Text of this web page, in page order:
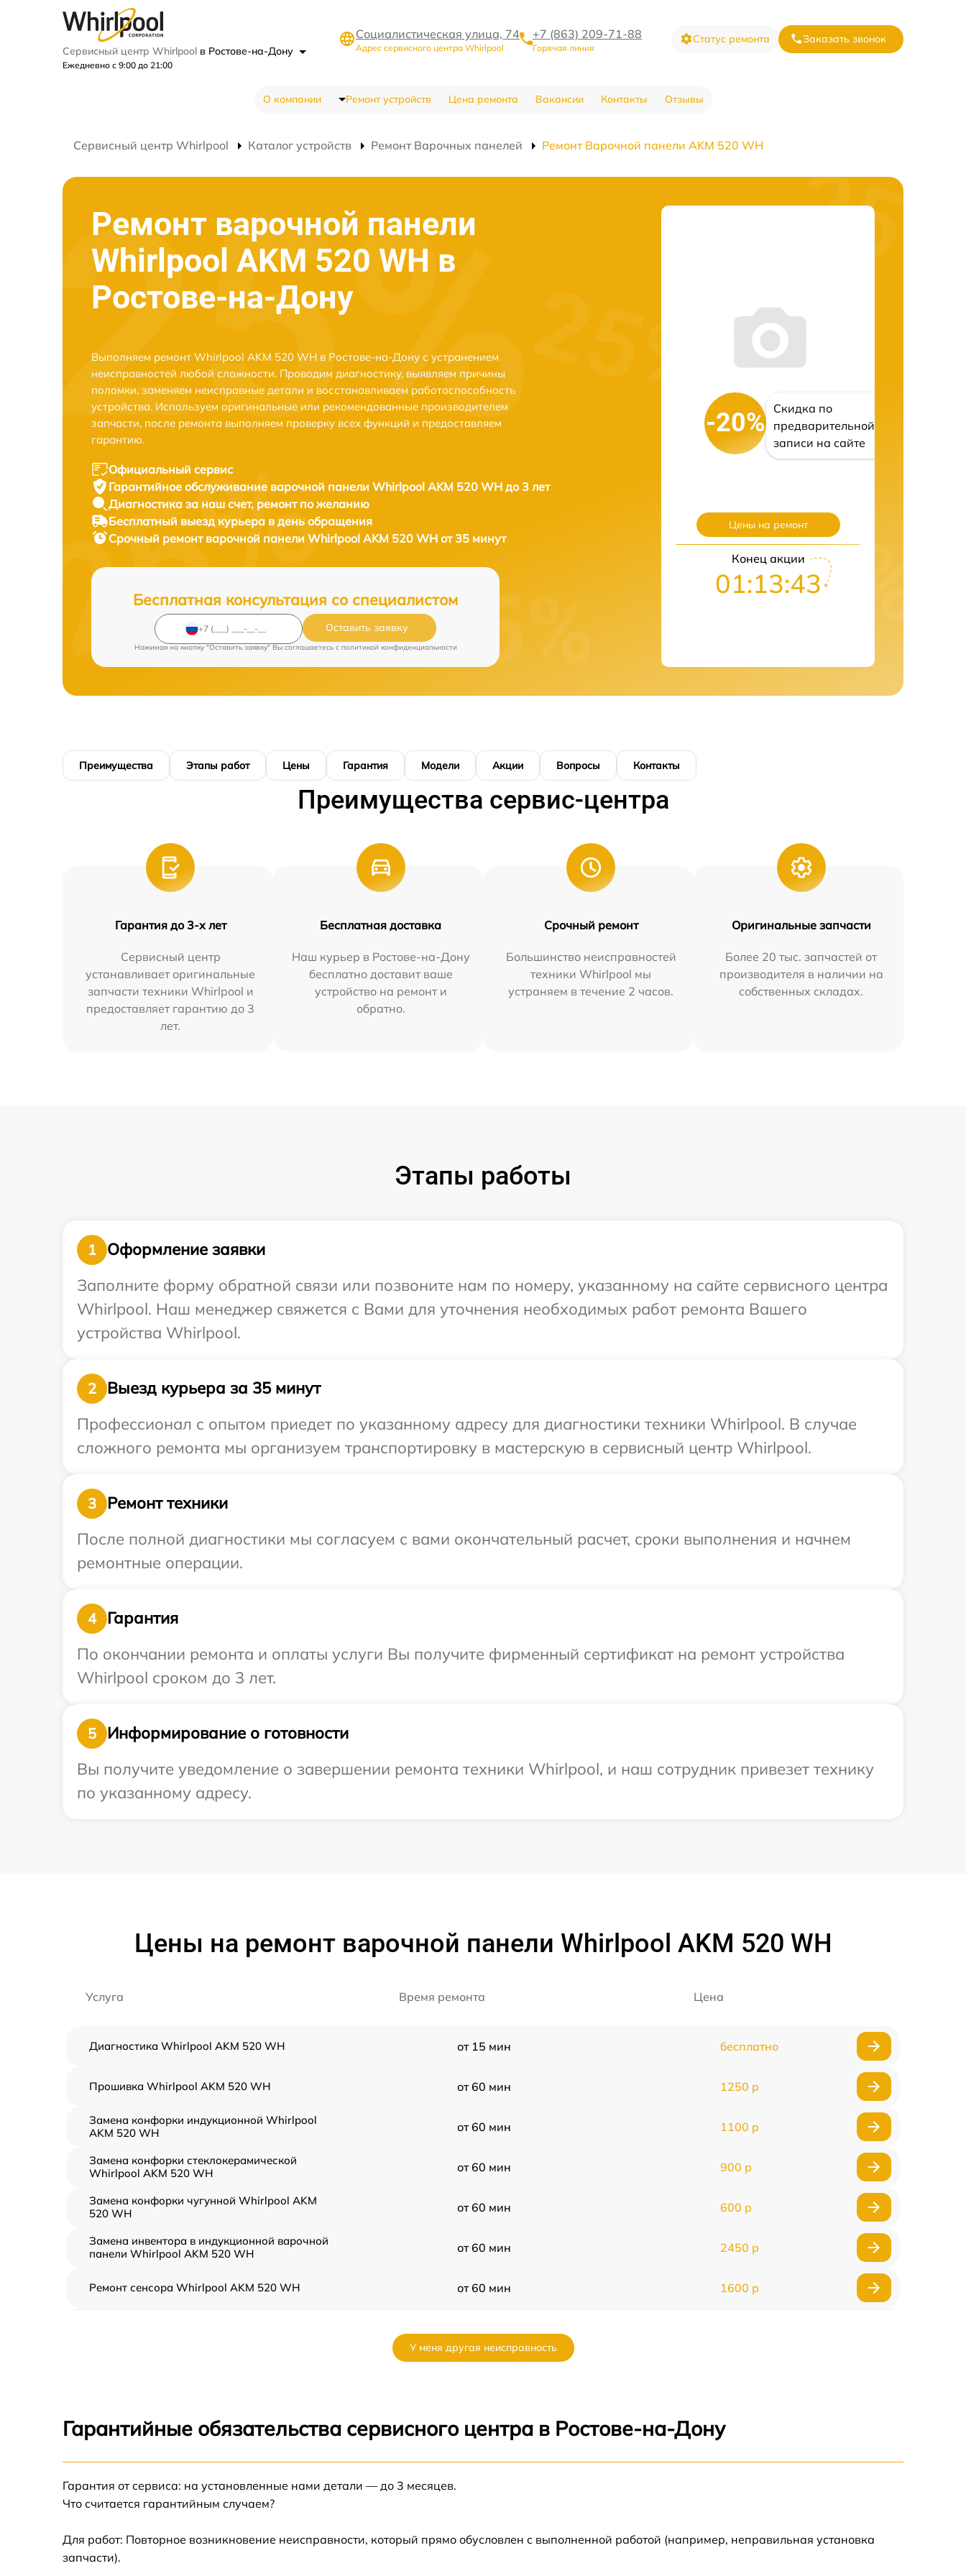
Сервисный центр Whirlpool в Ростове-на-Дону
Ежедневно с 9:00 до 21:00
Социалистическая улица, 74
Адрес сервисного центра Whirlpool
+7 (863) 209-71-88
Горячая линия
Статус ремонта Заказать звонок
О компании Ремонт устройств Цена ремонта Вакансии Контакты Отзывы
Сервисный центр Whirlpool Каталог устройств Ремонт Варочных панелей Ремонт Варочной панели AKM 520 WH
Ремонт варочной панели
Whirlpool AKM 520 WH в
Ростове-на-Дону
Выполняем ремонт Whirlpool AKM 520 WH в Ростове-на-Дону с устранением
неисправностей любой сложности. Проводим диагностику, выявляем причины
поломки, заменяем неисправные детали и восстанавливаем работоспособность
устройства. Используем оригинальные или рекомендованные производителем
запчасти, после ремонта выполняем проверку всех функций и предоставляем
гарантию.
Официальный сервис
Гарантийное обслуживание варочной панели Whirlpool AKM 520 WH до 3 лет
Диагностика за наш счет, ремонт по желанию
Бесплатный выезд курьера в день обращения
Срочный ремонт варочной панели Whirlpool AKM 520 WH от 35 минут
Бесплатная консультация со специалистом
Оставить заявку
Нажимая на кнопку "Оставить заявку" Вы соглашаетесь c политикой конфиденциальности
-20%
Скидка по
предварительной
записи на сайте
Цены на ремонт
Конец акции
01:13:42
Преимущества Этапы работ Цены Гарантия Модели Акции Вопросы Контакты
Преимущества сервис-центра
Гарантия до 3-х лет
Сервисный центр
устанавливает оригинальные
запчасти техники Whirlpool и
предоставляет гарантию до 3
лет.
Бесплатная доставка
Наш курьер в Ростове-на-Дону
бесплатно доставит ваше
устройство на ремонт и
обратно.
Срочный ремонт
Большинство неисправностей
техники Whirlpool мы
устраняем в течение 2 часов.
Оригинальные запчасти
Более 20 тыс. запчастей от
производителя в наличии на
собственных складах.
Этапы работы
1
Оформление заявки
Заполните форму обратной связи или позвоните нам по номеру, указанному на сайте сервисного центра
Whirlpool. Наш менеджер свяжется с Вами для уточнения необходимых работ ремонта Вашего
устройства Whirlpool.
2
Выезд курьера за 35 минут
Профессионал с опытом приедет по указанному адресу для диагностики техники Whirlpool. В случае
сложного ремонта мы организуем транспортировку в мастерскую в сервисный центр Whirlpool.
3
Ремонт техники
После полной диагностики мы согласуем с вами окончательный расчет, сроки выполнения и начнем
ремонтные операции.
4
Гарантия
По окончании ремонта и оплаты услуги Вы получите фирменный сертификат на ремонт устройства
Whirlpool сроком до 3 лет.
5
Информирование о готовности
Вы получите уведомление о завершении ремонта техники Whirlpool, и наш сотрудник привезет технику
по указанному адресу.
Цены на ремонт варочной панели Whirlpool AKM 520 WH
Услуга Время ремонта Цена
Диагностика Whirlpool AKM 520 WH от 15 мин бесплатно
Прошивка Whirlpool AKM 520 WH от 60 мин 1250 р
Замена конфорки индукционной Whirlpool
AKM 520 WH
от 60 мин 1100 р
Замена конфорки стеклокерамической
Whirlpool AKM 520 WH
от 60 мин 900 р
Замена конфорки чугунной Whirlpool AKM
520 WH
от 60 мин 600 р
Замена инвентора в индукционной варочной
панели Whirlpool AKM 520 WH
от 60 мин 2450 р
Ремонт сенсора Whirlpool AKM 520 WH от 60 мин 1600 р
Замена сенсора Whirlpool AKM 520 WH
У меня другая неисправность
Гарантийные обязательства сервисного центра в Ростове-на-Дону
Гарантия от сервиса: на установленные нами детали — до 3 месяцев.
Что считается гарантийным случаем?
Для работ: Повторное возникновение неисправности, который прямо обусловлен с выполненной работой (например, неправильная установка
запчасти).